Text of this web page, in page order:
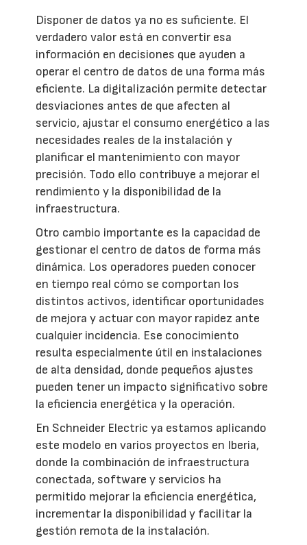
Disponer de datos ya no es suficiente. El
verdadero valor está en convertir esa
información en decisiones que ayuden a
operar el centro de datos de una forma más
eficiente. La digitalización permite detectar
desviaciones antes de que afecten al
servicio, ajustar el consumo energético a las
necesidades reales de la instalación y
planificar el mantenimiento con mayor
precisión. Todo ello contribuye a mejorar el
rendimiento y la disponibilidad de la
infraestructura.
Otro cambio importante es la capacidad de
gestionar el centro de datos de forma más
dinámica. Los operadores pueden conocer
en tiempo real cómo se comportan los
distintos activos, identificar oportunidades
de mejora y actuar con mayor rapidez ante
cualquier incidencia. Ese conocimiento
resulta especialmente útil en instalaciones
de alta densidad, donde pequeños ajustes
pueden tener un impacto significativo sobre
la eficiencia energética y la operación.
En Schneider Electric ya estamos aplicando
este modelo en varios proyectos en Iberia,
donde la combinación de infraestructura
conectada, software y servicios ha
permitido mejorar la eficiencia energética,
incrementar la disponibilidad y facilitar la
gestión remota de la instalación.